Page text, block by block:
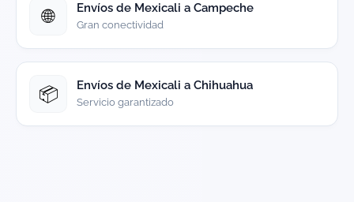
🌐 Envíos de Mexicali a Campeche
Gran conectividad
📦 Envíos de Mexicali a Chihuahua
Servicio garantizado